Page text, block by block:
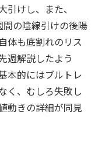
けし、また、
の陰線引けの後陽
体も底割れのリス
週解説したよう
本的にはブルトレ
く、むしろ失敗し
動きの詳細が同見